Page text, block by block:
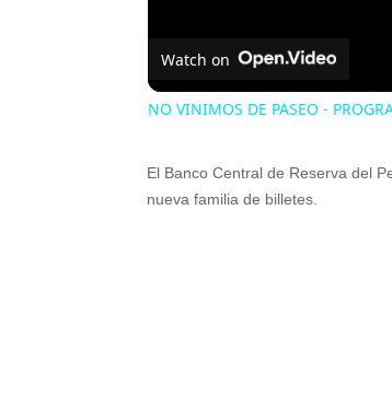
Watch on
NO VINIMOS DE PASEO -
El Banco Central de Reserva del
nueva familia de billetes.